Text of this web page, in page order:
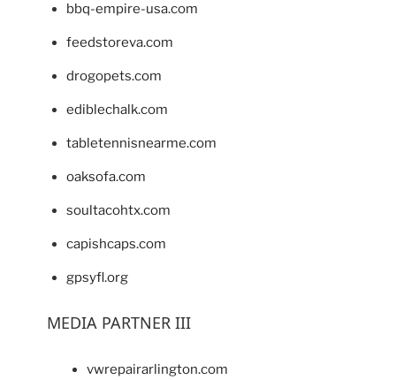
bbq-empire-usa.com
feedstoreva.com
drogopets.com
ediblechalk.com
tabletennisnearme.com
oaksofa.com
soultacohtx.com
capishcaps.com
gpsyfl.org
MEDIA PARTNER III
vwrepairarlington.com